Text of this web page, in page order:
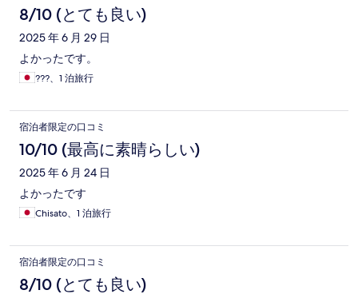
8/10 (とても良い)
2025 年 6 月 29 日
よかったです。
???、1 泊旅行
宿泊者限定の口コミ
10/10 (最高に素晴らしい)
2025 年 6 月 24 日
よかったです
Chisato、1 泊旅行
宿泊者限定の口コミ
8/10 (とても良い)